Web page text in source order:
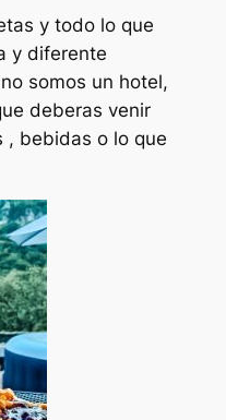
y todo lo que
y diferente
somos un hotel,
deberas venir
, bebidas o lo que